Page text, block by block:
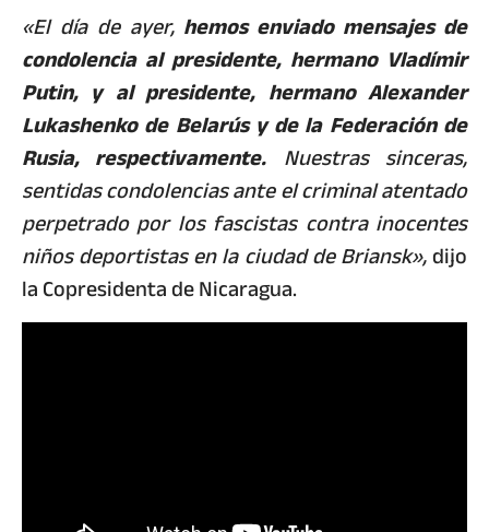
«El día de ayer, hemos enviado mensajes de
condolencia al presidente, hermano Vladímir
Putin, y al presidente, hermano Alexander
Lukashenko de Belarús y de la Federación de
Rusia, respectivamente. Nuestras sinceras,
sentidas condolencias ante el criminal atentado
perpetrado por los fascistas contra inocentes
niños deportistas en la ciudad de Briansk»,dijo
la Copresidenta de Nicaragua.